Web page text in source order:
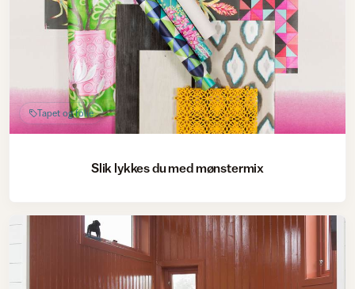
Tapet og folie
Slik lykkes du med mønstermix